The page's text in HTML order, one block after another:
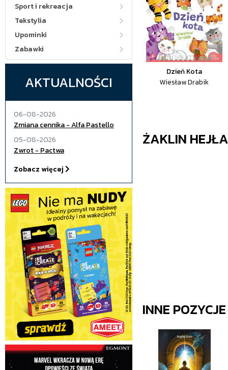
Sport i rekreacja
Tekstylia
Upominki
Zabawki
AKTUALNOŚCI
06-08-2026
Zmiana cennika - Alfa Pastello
05-08-2026
Zwrot - Pactwa
Zobacz więcej
Dzień Kota
Wiesław Drabik
ŻAKLIN HEJŁA
INNE